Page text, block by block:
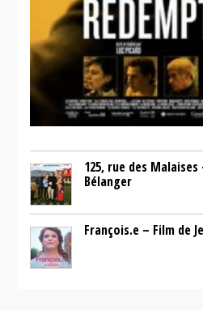
125, rue des
Bélanger
François.e – Film de